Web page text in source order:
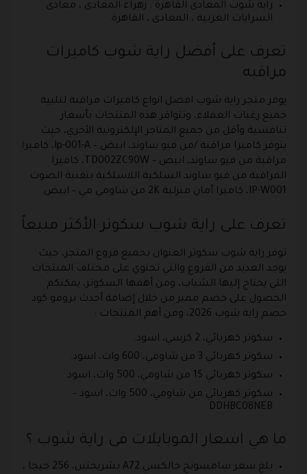
راية شوب المعادى القاهرة : زهراء المعادى ، معادى
السرايات الغربية ، المعادى ، القاهرة.
تعرف على أفضل راية شوب كاميرات
مراقبه
يوفر متجر راية شوب افضل انواع كاميرات مراقبة لتلبية
جميع رغبات العملاء، وتتوافر هذه المنتجات بأسعار
تنافسية وأقل من جميع المتاجر الإلكترونية الأخري، حيث
يتوفر كاميرا مراقبة /من فيو ساوند، ابيض – Ip-001-A، كاميرا
مراقبة من فيو ساوند، ابيض – TD002ZC90W، كاميرا
المراقبة من فيو ساوند السلكية اللاسلكية بتقنية الصوت
IP-W001، كاميرا أمان منزلية 2K من شاومي مي – ابيض.
تعرف على راية شوب سكوتر الأكثر مبيعاً
توفر راية شوب سكوتر العنوان بجميع فروع المتجر، حيث
يوجد العديد من الفروع والتي تحتوي على مختلف المنتجات
التي يحتاج إليها الشباب، ومن أهمها السكوتر، يمكنكم
الحصول على خصم مميز من خلال إضافة أحدث برومو كود
خصم راية شوب 2026، ومن أهم المنتجات :
سكوتر كهربائي، 2 كرسي، اسود.
سكوتر كهربائي 3 من شاومي، 600 وات، اسود.
سكوتر كهربائي 1S من شاومي، 500 وات، اسود.
سكوتر كهربائي من شاومي، 500 وات، اسود –
DDHBC08NEB.
ما هي اسعار الموبايلات فى راية شوب ؟
بلغ سعر سامسونج جالكسي A72 بشريحتين، 256 جيجا ،